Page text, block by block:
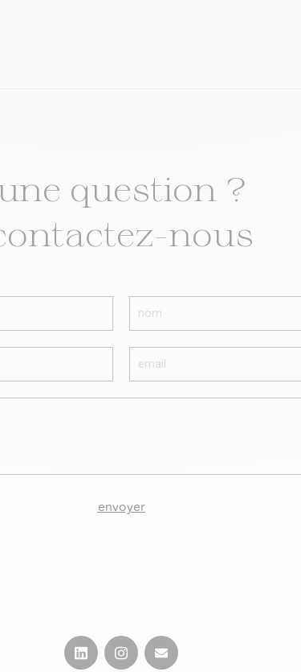
question ?
nous
envoyer